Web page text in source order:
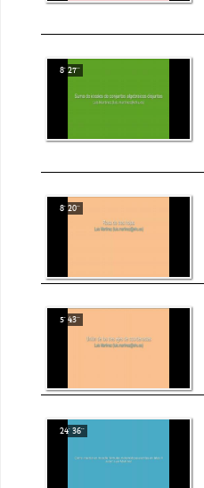
8' 27''
8' 20''
5' 43''
24' 36''